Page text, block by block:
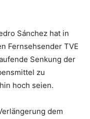
Sánchez hat in
Fernsehsender TVE
Senkung der
zu
hoch seien.
dem